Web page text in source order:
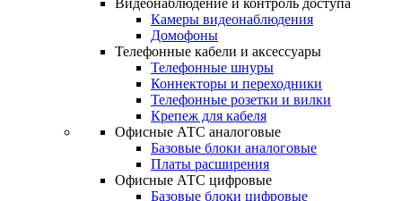
Видеонаблюдение и контроль доступа
Камеры видеонаблюдения
Домофоны
Телефонные кабели и аксессуары
Телефонные шнуры
Коннекторы и переходники
Телефонные розетки и вилки
Крепеж для кабеля
Офисные АТС аналоговые
Базовые блоки аналоговые
Платы расширения
Офисные АТС цифровые
Базовые блоки цифровые